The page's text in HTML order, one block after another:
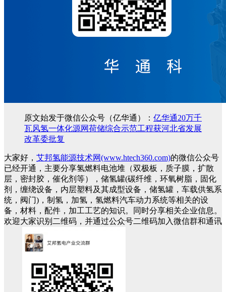
原文始发于微信公众号（亿华通）： 亿华通20万千
瓦风氢一体化源网荷储综合示范工程获河北省发展
改革委批复
大家好， 艾邦氢能源技术网(www.htech360.com)的微信公众号
已经开通，主要分享氢燃料电池堆（双极板，质子膜，扩散
层，密封胶，催化剂等），储氢罐(碳纤维，环氧树脂，固化
剂，缠绕设备，内层塑料及其成型设备，储氢罐，车载供氢系
统，阀门)，制氢，加氢，氢燃料汽车动力系统等相关的设
备，材料，配件，加工工艺的知识。同时分享相关企业信息。
欢迎大家识别二维码，并通过公众号二维码加入微信群和通讯